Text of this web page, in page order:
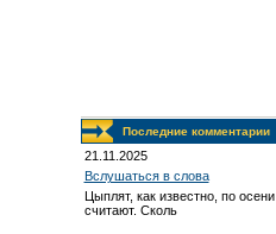
Последние комментарии
21.11.2025
Вслушаться в слова
Цыплят, как известно, по осени
считают. Сколь